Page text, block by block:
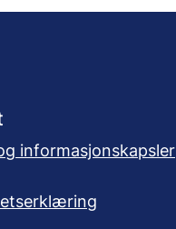
informasjonskapsler